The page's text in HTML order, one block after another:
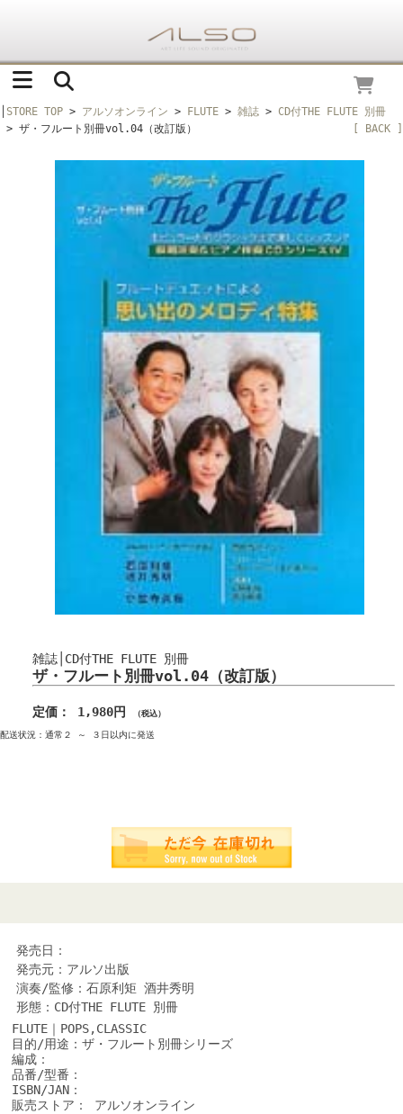
STORE TOP > アルソオンライン > FLUTE > 雑誌 > CD付THE FLUTE 別冊
> ザ・フルート別冊vol.04（改訂版）
[ BACK ]
雑誌│CD付THE FLUTE 別冊
ザ・フルート別冊vol.04（改訂版）
定価： 1,980円 （税込）
配送状況：通常２ ～ ３日以内に発送
発売日：
発売元：アルソ出版
演奏/監修：石原利矩 酒井秀明
形態：CD付THE FLUTE 別冊
FLUTE｜POPS,CLASSIC
目的/用途：ザ・フルート別冊シリーズ
編成：
品番/型番：
ISBN/JAN：
販売ストア： アルソオンライン